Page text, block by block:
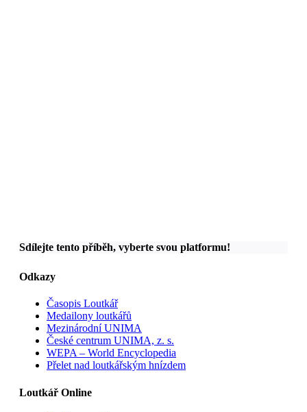
Sdílejte tento příběh, vyberte svou platformu!
Odkazy
Časopis Loutkář
Medailony loutkářů
Mezinárodní UNIMA
České centrum UNIMA, z. s.
WEPA – World Encyclopedia
Přelet nad loutkářským hnízdem
Loutkář Online